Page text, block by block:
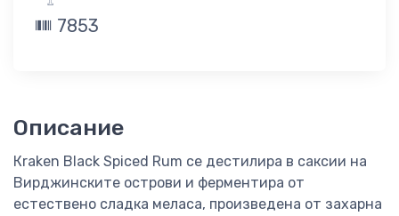
7853
Описание
Кraken Black Spiced Rum се дестилира в саксии на
Вирджинските острови и ферментира от
естествено сладка меласа, произведена от захарна